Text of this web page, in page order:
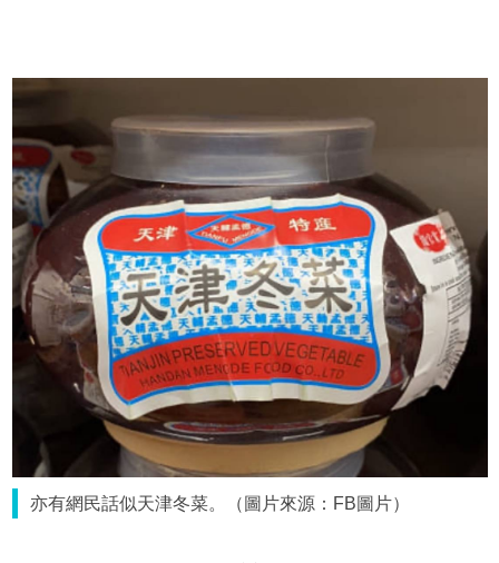
亦有網民話似天津冬菜。（圖片來源：FB圖片）